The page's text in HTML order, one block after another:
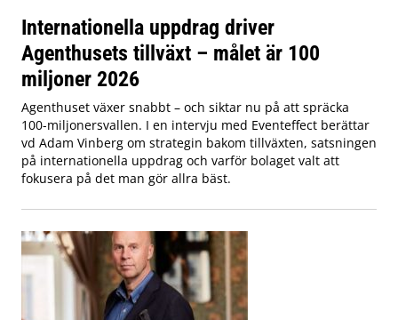
Internationella uppdrag driver
Agenthusets tillväxt – målet är 100
miljoner 2026
Agenthuset växer snabbt – och siktar nu på att spräcka
100-miljonersvallen. I en intervju med Eventeffect berättar
vd Adam Vinberg om strategin bakom tillväxten, satsningen
på internationella uppdrag och varför bolaget valt att
fokusera på det man gör allra bäst.